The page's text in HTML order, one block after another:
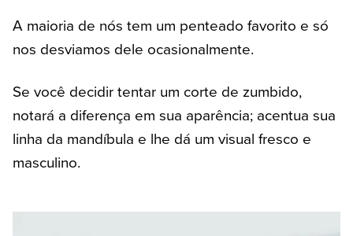
A maioria de nós tem um penteado favorito e só
nos desviamos dele ocasionalmente.
Se você decidir tentar um corte de zumbido,
notará a diferença em sua aparência; acentua sua
linha da mandíbula e lhe dá um visual fresco e
masculino.